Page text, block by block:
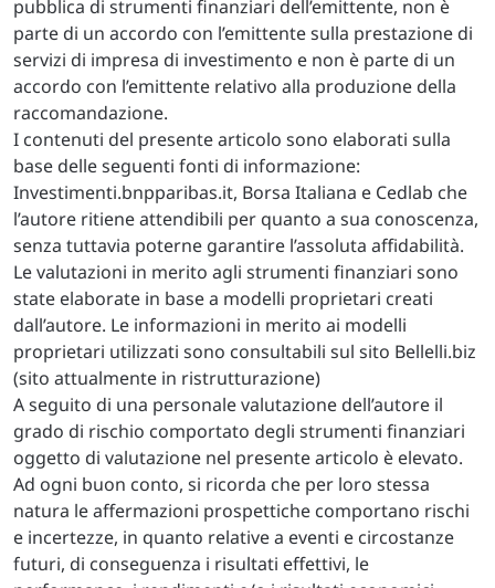
pubblica di strumenti finanziari dell’emittente, non è
parte di un accordo con l’emittente sulla prestazione di
servizi di impresa di investimento e non è parte di un
accordo con l’emittente relativo alla produzione della
raccomandazione.
I contenuti del presente articolo sono elaborati sulla
base delle seguenti fonti di informazione:
Investimenti.bnpparibas.it, Borsa Italiana e Cedlab che
l’autore ritiene attendibili per quanto a sua conoscenza,
senza tuttavia poterne garantire l’assoluta affidabilità.
Le valutazioni in merito agli strumenti finanziari sono
state elaborate in base a modelli proprietari creati
dall’autore. Le informazioni in merito ai modelli
proprietari utilizzati sono consultabili sul sito Bellelli.biz
(sito attualmente in ristrutturazione)
A seguito di una personale valutazione dell’autore il
grado di rischio comportato degli strumenti finanziari
oggetto di valutazione nel presente articolo è elevato.
Ad ogni buon conto, si ricorda che per loro stessa
natura le affermazioni prospettiche comportano rischi
e incertezze, in quanto relative a eventi e circostanze
futuri, di conseguenza i risultati effettivi, le